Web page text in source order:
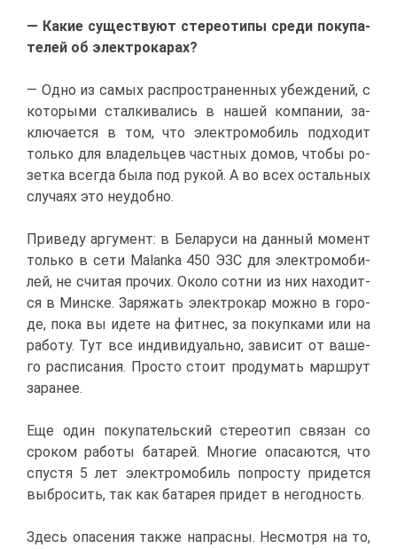
— Ка­кие су­ще­ству­ют сте­рео­ти­пы сре­ди по­ку­па­
те­лей об элек­тро­ка­рах?
— Од­но из са­мых рас­про­стра­нен­ных убеж­де­ний, с
ко­то­ры­ми стал­ки­ва­лись в на­шей ком­па­нии, за­
клю­ча­ет­ся в том, что элек­тро­мо­биль под­хо­дит
толь­ко для вла­дель­цев част­ных до­мов, что­бы ро­
зет­ка все­гда бы­ла под ру­кой. А во всех осталь­ных
слу­ча­ях это неудоб­но.
При­ве­ду ар­гу­мент: в Бе­ла­ру­си на дан­ный мо­мент
толь­ко в се­ти Malanka450 ЭЗС для элек­тро­мо­би­
лей, не счи­тая про­чих. Око­ло сот­ни из них на­хо­дит­
ся в Мин­ске. За­ря­жать элек­тро­кар мож­но в го­ро­
де, по­ка вы иде­те на фит­нес, за по­куп­ка­ми или на
ра­бо­ту. Тут все ин­ди­ви­ду­аль­но, за­ви­сит от ва­ше­
го рас­пи­са­ния. Про­сто сто­ит про­ду­мать марш­рут
за­ра­нее.
Еще один по­ку­па­тель­ский сте­рео­тип свя­зан со
сро­ком ра­бо­ты ба­та­рей. Мно­гие опа­са­ют­ся, что
спу­стя 5 лет элек­тро­мо­биль по­про­сту при­дет­ся
вы­бро­сить, так как ба­та­рея при­дет в негод­ность.
Здесь опа­се­ния та­к­же на­прас­ны. Несмот­ря на то,